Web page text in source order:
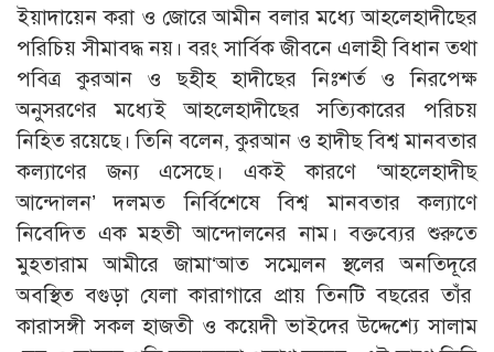
ইয়াদায়েন করা ও জোরে আমীন বলার মধ্যে আহলেহাদীছের
পরিচিয় সীমাবদ্ধ নয়। বরং সার্বিক জীবনে এলাহী বিধান তথা
পবিত্র কুরআন ও ছহীহ হাদীছের নিঃশর্ত ও নিরপেক্ষ
অনুসরণের মধ্যেই আহলেহাদীছের সত্যিকারের পরিচয়
নিহিত রয়েছে। তিনি বলেন, কুরআন ও হাদীছ বিশ্ব মানবতার
কল্যাণের জন্য এসেছে। একই কারণে ‘আহলেহাদীছ
আন্দোলন’ দলমত নির্বিশেষে বিশ্ব মানবতার কল্যাণে
নিবেদিত এক মহতী আন্দোলনের নাম। বক্তব্যের শুরুতে
মুহতারাম আমীরে জামা‘আত সম্মেলন স্থলের অনতিদূরে
অবস্থিত বগুড়া যেলা কারাগারে প্রায় তিনটি বছরের তাঁর
কারাসঙ্গী সকল হাজতী ও কয়েদী ভাইদের উদ্দেশ্যে সালাম